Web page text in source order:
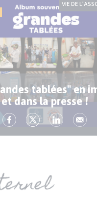
VIE DE
tablées" en
et dans la presse !